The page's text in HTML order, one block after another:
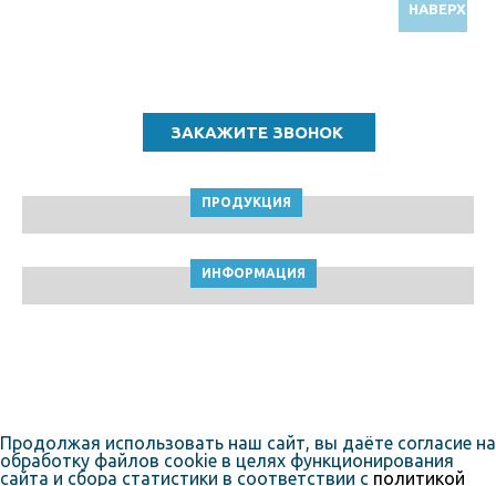
НАВЕРХ
ПРОДУКЦИЯ
ИНФОРМАЦИЯ
Продолжая использовать наш сайт, вы даёте согласие на
обработку файлов cookie в целях функционирования
сайта и сбора статистики в соответствии с политикой